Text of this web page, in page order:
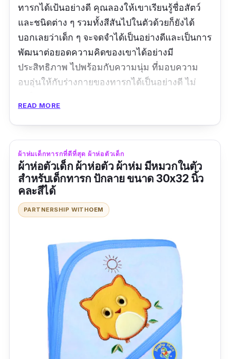
ทารกได้เป้นอย่างดี คุณลองให้เขาเรียนรู้ชื่อสัตว์
และชนิดต่าง ๆ รวมทั้งสีสันไปในตัวด้วยก็ยังได้
บอกเลยว่าเด็ก ๆ จะจดจำได้เป็นอย่างดีและเป็นการ
พัฒนาต่อยอดความคิดของเขาได้อย่างมี
ประสิทธิภาพ ไปพร้อมกับความนุ่ม ที่มอบความ
อบอุ่นให้กับร่างกายของทารกได้เป็นอย่างดี ไม่
ผ้านุ่มมากกกก ดีมากคะ ใช้เวลาการส่งนิด
หน่อยคะ ผ้าบางไปนิดคะ แต่ก็หนากว่าผ้านาโน
นะคะ แพ็คดีมากคะ
READ MORE
ผ้าห่มเด็กทารกที่ดีที่สุด ผ้าห่อตัวเด็ก
ผ้าห่อตัวเด็ก ผ้าห่อตัว ผ้าห่ม มีหมวกในตัว
สำหรับเด็กทารก ปักลาย ขนาด 30x32 นิ้ว
คละสีได้
PARTNERSHIP WITHOEM